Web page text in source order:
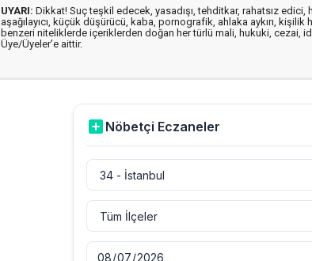
UYARI: Dikkat! Suç teşkil edecek, yasadışı, tehditkar, rahatsız edici,
aşağılayıcı, küçük düşürücü, kaba, pornografik, ahlaka aykırı, kişilik
benzeri niteliklerde içeriklerden doğan her türlü mali, hukuki, cezai,
Üye/Üyeler’e aittir.